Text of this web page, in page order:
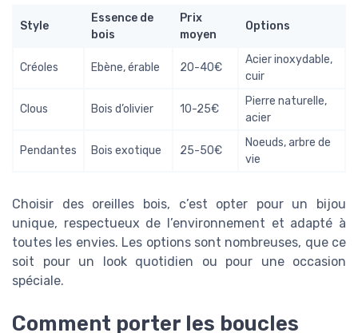
Style
Essence de
bois
Prix
moyen
Options
Créoles Ebène, érable 20-40€
Acier inoxydable,
cuir
Clous Bois d’olivier 10-25€
Pierre naturelle,
acier
Pendantes Bois exotique 25-50€
Noeuds, arbre de
vie
Choisir des oreilles bois, c’est opter pour un bijou
unique, respectueux de l’environnement et adapté à
toutes les envies. Les options sont nombreuses, que ce
soit pour un look quotidien ou pour une occasion
spéciale.
Comment porter les boucles